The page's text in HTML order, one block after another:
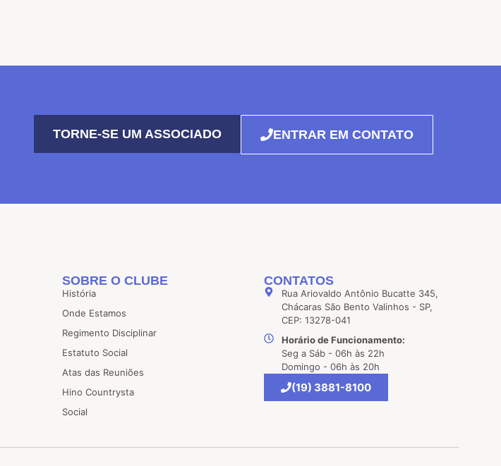
TORNE-SE UM ASSOCIADO ENTRAR EM CONTATO
SOBRE O CLUBE
História
Onde Estamos
Regimento Disciplinar
Estatuto Social
Atas das Reuniões
Hino Countrysta
Social
CONTATOS
Rua Ariovaldo Antônio Bucatte 345,
Chácaras São Bento Valinhos - SP,
CEP: 13278-041
Horário de Funcionamento:
Seg a Sáb - 06h às 22h
Domingo - 06h às 20h
(19) 3881-8100